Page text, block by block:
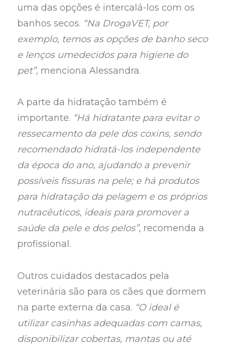
uma das opções é intercalá-los com os
banhos secos. “Na DrogaVET, por
exemplo, temos as opções de banho seco
e lenços umedecidos para higiene do
pet”, menciona Alessandra.
A parte da hidratação também é
importante. “Há hidratante para evitar o
ressecamento da pele dos coxins, sendo
recomendado hidratá-los independente
da época do ano, ajudando a prevenir
possíveis fissuras na pele; e há produtos
para hidratação da pelagem e os próprios
nutracêuticos, ideais para promover a
saúde da pele e dos pelos”, recomenda a
profissional.
Outros cuidados destacados pela
veterinária são para os cães que dormem
na parte externa da casa. “O ideal é
utilizar casinhas adequadas com camas,
disponibilizar cobertas, mantas ou até